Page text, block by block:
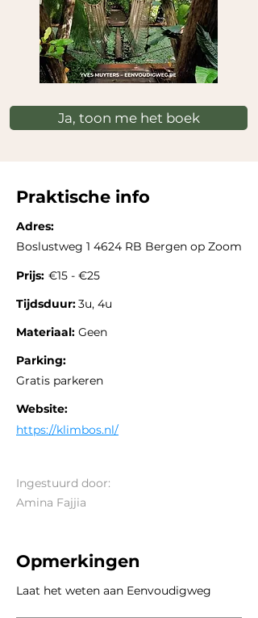
Ja, toon me het boek
Praktische info
Adres:
Boslustweg 1 4624 RB Bergen op Zoom
Prijs: €15 - €25
Tijdsduur:3u, 4u
Materiaal: Geen
Parking:
Gratis parkeren
Website:
https://klimbos.nl/
Ingestuurd door:
Amina Fajjia
Opmerkingen
Laat het weten aan Eenvoudigweg